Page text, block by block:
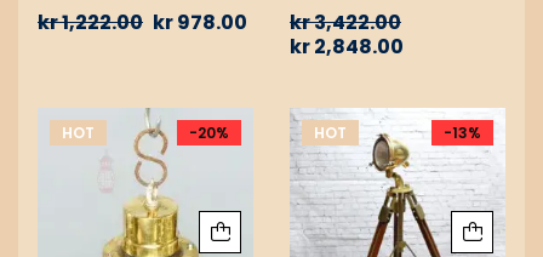
Nautisk
kr1,222.00 kr978.00 kr3,422.00
kr2,848.00
HOT -20% HOT -13%